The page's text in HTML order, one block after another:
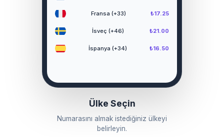
Fransa (+33) ₺17.25
İsveç (+46) ₺21.00
İspanya (+34) ₺16.50
Ülke Seçin
Numarasını almak istediğiniz ülkeyi
belirleyin.